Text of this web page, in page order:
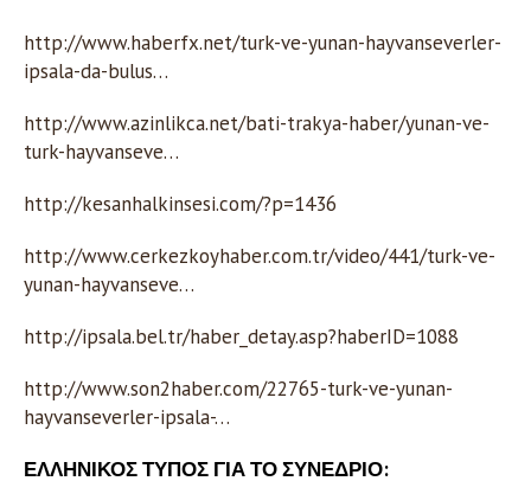
http://www.haberfx.net/turk-ve-yunan-hayvanseverler-
ipsala-da-bulus…
http://www.azinlikca.net/bati-trakya-haber/yunan-ve-
turk-hayvanseve…
http://kesanhalkinsesi.com/?p=1436
http://www.cerkezkoyhaber.com.tr/video/441/turk-ve-
yunan-hayvanseve…
http://ipsala.bel.tr/haber_detay.asp?haberID=1088
http://www.son2haber.com/22765-turk-ve-yunan-
hayvanseverler-ipsala-…
ΕΛΛΗΝΙΚΟΣ ΤΥΠΟΣ ΓΙΑ ΤΟ ΣΥΝΕΔΡΙΟ: